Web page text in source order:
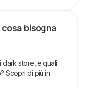
bisogna
dark store, e quali
Scopri di più in